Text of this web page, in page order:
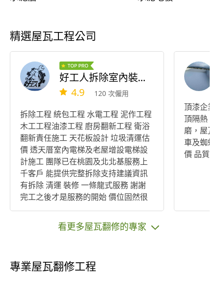
精選屋瓦工程公司
好工人拆除室內裝修興業
4.9 120 次僱用
拆除工程 統包工程 水電工程 泥作工程
木工工程油漆工程 廚房翻新工程 衛浴
翻新責任施工 天花板設計 垃圾清運估
價 透天厝室內電梯及老屋增設電梯設
計施工 團隊已在桃園及北北基服務上
千客戶 能提供完整拆除支持建議資訊
有拆除 清運 裝修 一條龍式服務 謝謝
完工之後才是服務的開始 價位固然很
重要 服務的態度與工程品質才是消費
者心中所想的!
頂漆企業
頂隔熱，
磨，屋瓦
車及蜘蛛
價 品質保
看更多屋瓦翻修的專家
專業屋瓦翻修工程